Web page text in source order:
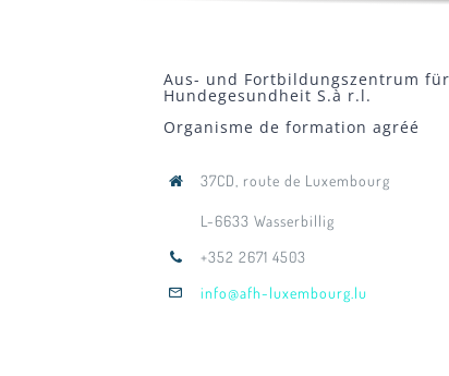
Aus- und Fortbildungszentrum für
Hundegesundheit S.à r.l.
Organisme de formation agréé
37CD, route de Luxembourg
L-6633 Wasserbillig
+352 2671 4503
info@afh-luxembourg.lu